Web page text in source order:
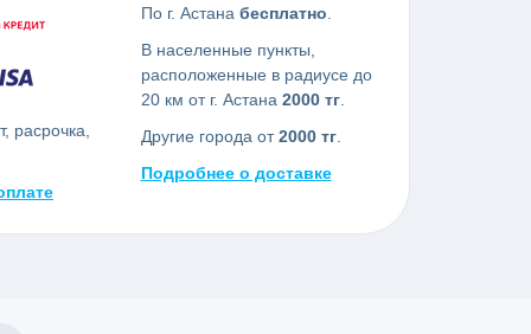
расрочка,
По г. Астана бесплатно
В населенные пункты,
расположенные в радиусе до
20 км от г. Астана 2000 тг.
Другие города от2000 тг.
Подробнее о доставке